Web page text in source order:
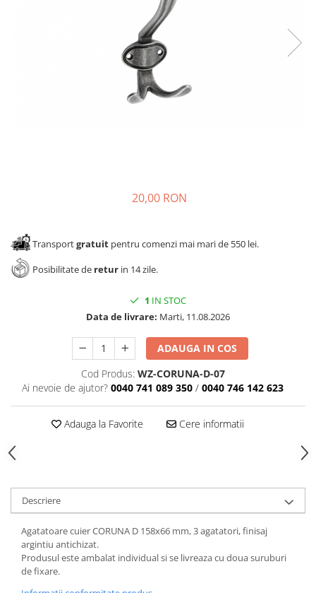
Solutii de curatat & adezivi
Alte accesorii mobila
20,00 RON
Transportgratuit pentru comenzi mai mari de 550 lei.
Posibilitate de retur in 14 zile.
1 IN STOC
Data de livrare: Marti, 11.08.2026
ADAUGA IN COS
Cod Produs: WZ-CORUNA-D-07
Ai nevoie de ajutor? 0040 741 089 350 / 0040 746 142 623
Adauga la Favorite Cere informatii
Descriere
Agatatoare cuier CORUNA D 158x66 mm, 3 agatatori, finisaj
argintiu antichizat.
Produsul este ambalat individual si se livreaza cu doua suruburi
de fixare.